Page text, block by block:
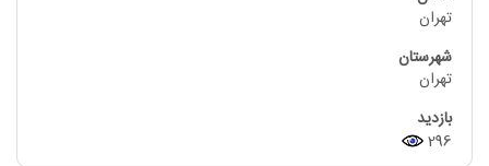
تهران
تهران
296